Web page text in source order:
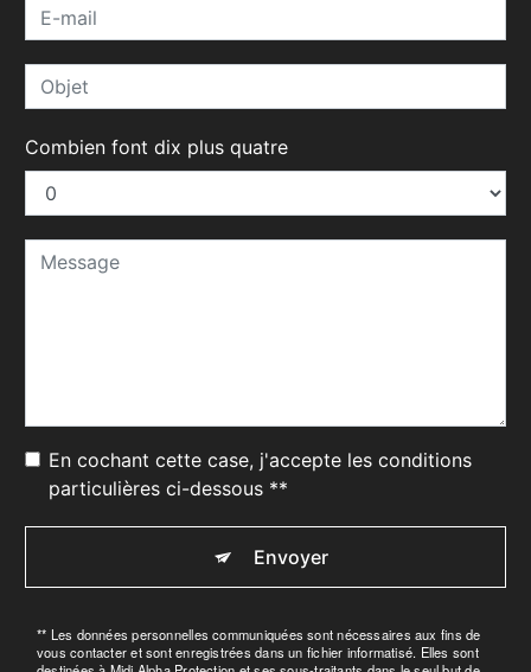
Combien font dix plus quatre
En cochant cette case, j'accepte les conditions
particulières ci-dessous **
Envoyer
** Les données personnelles communiquées sont nécessaires aux fins de
vous contacter et sont enregistrées dans un fichier informatisé. Elles sont